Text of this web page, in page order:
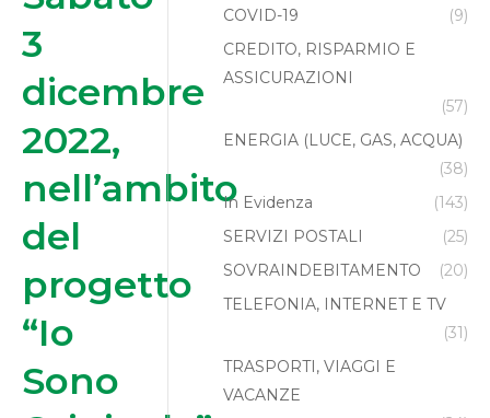
3
dicembre
2022,
nell’ambito
del
progetto
“Io
Sono
COVID-19
(9)
CREDITO, RISPARMIO E
ASSICURAZIONI
(57)
ENERGIA (LUCE, GAS, ACQUA)
(38)
In Evidenza
(143)
SERVIZI POSTALI
(25)
SOVRAINDEBITAMENTO
(20)
TELEFONIA, INTERNET E TV
(31)
TRASPORTI, VIAGGI E
VACANZE